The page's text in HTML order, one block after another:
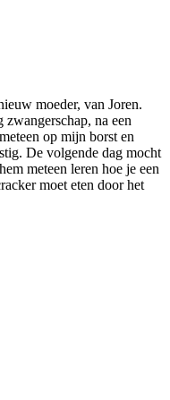
moeder, van Joren.
na een
op mijn borst en
De volgende dag mocht
meteen leren hoe je een
moet eten door het